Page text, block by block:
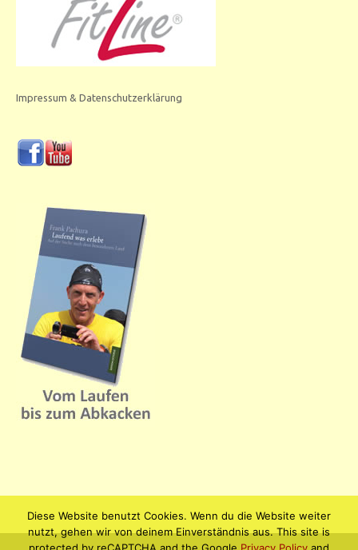
Impressum & Datenschutzerklärung
Diese Website benutzt Cookies. Wenn du die Website weiter
nutzt, gehen wir von deinem Einverständnis aus. This site is